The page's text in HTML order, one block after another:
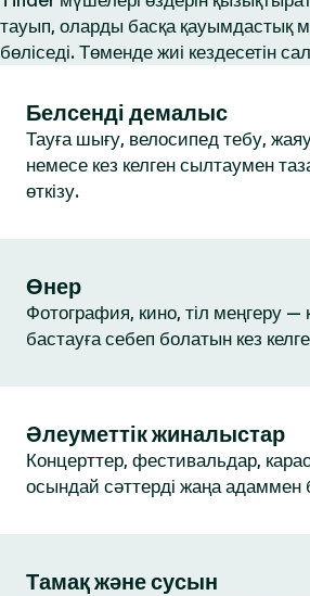
тауып, оларды басқа қауымдастық
бөліседі. Төменде жиі кездесетін
Белсенді демалыс
Тауға шығу, велосипед тебу,
немесе кез келген сылтаумен
өткізу.
Өнер
Фотография, кино, тіл меңгеру —
бастауға себеп болатын кез
Әлеуметтік жиналыстар
Концерттер, фестивальдар,
осындай сәттерді жаңа адаммен
Тамақ және сусын